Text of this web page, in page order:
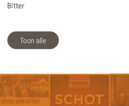
Bitter
Toon alle